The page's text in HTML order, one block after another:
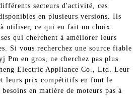
secteurs d'activité, ces
en plusieurs versions. Ils
utiliser, ce qui en fait un choix
qui cherchent à améliorer leurs
Si vous recherchez une source fiable
Pm en gros, ne cherchez pas plus
Electric Appliance Co., Ltd. Leur
leurs prix compétitifs en font le
en matière de moteurs pas à